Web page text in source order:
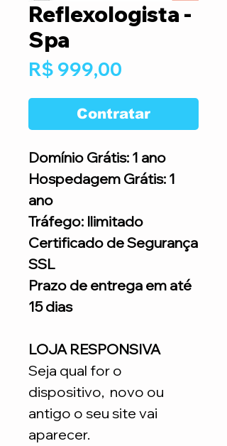
Reflexologista -
Spa
R$ 999,00
Contratar
Domínio Grátis: 1 ano
Hospedagem Grátis: 1
ano
Tráfego: Ilimitado
Certificado de Segurança
SSL
Prazo de entrega em até
15 dias
LOJA RESPONSIVA
Seja qual for o
dispositivo, novo ou
antigo o seu site vai
aparecer.